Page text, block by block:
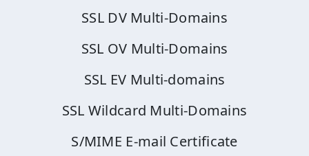
SSL DV Multi-Domains
SSL OV Multi-Domains
SSL EV Multi-domains
SSL Wildcard Multi-Domains
S/MIME E-mail Certificate